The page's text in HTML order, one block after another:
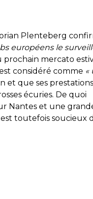
Plenteberg
européens le
prochain mercato
considéré comme «
et que ses
écuries. De quoi
Nantes et une
toutefois soucieux